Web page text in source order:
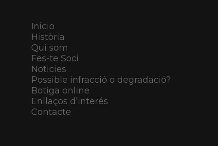
Inicio
Història
Qui som
Fes-te Soci
Noticies
Possible infracció o degradació?
Botiga online
Enllaços d’interés
Contacte